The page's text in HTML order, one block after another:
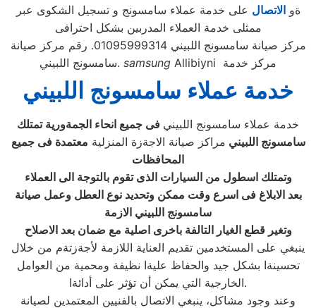
ةوالاتصال على خدمة عملاء سامسونج و تسجيل الشكوى عبر
ممثلى خدمة العملاء المدربين بشكل احترافى
مركز صيانة سامسونج اللبيني 01095999314. رقم مركز صيانة
سامسونج اللبيني. samsung Allibiyni مركز خدمة
خدمة عملاء سامسونج اللبيني
خدمة عملاء سامسونج اللبيني فى جميع انحاء الجمةورية تمتلك
سامسونج اللبيني مراكز صيانة الاجةزة المنزلية معتمدة فى جميع
المحافظات
وتمتلك اسطول من السيارات الذى تقوم بالتوجة الى العملاء
بعد الابلاغ فى اسرع وقت ممكن وتحديد نوع العطل وعمل صيانة
سامسونج اللبيني الازمة
وتغير قطع الغيار التالفة باخرى اصلية مع ضمان بعد الاصلاح
ينبغي على المستخدمين تقديم العناية اللازمة لأجةزتةم من خلال
تحسينةا بشكل جيد والحفاظ عليةا نظيفة ومحمية من العوامل
الخارجية التي يمكن أن تؤثر على أدائةا.
وعند وجود مشاكل، ينبغي الاتصال بالفنيين المعتمدين لصيانة